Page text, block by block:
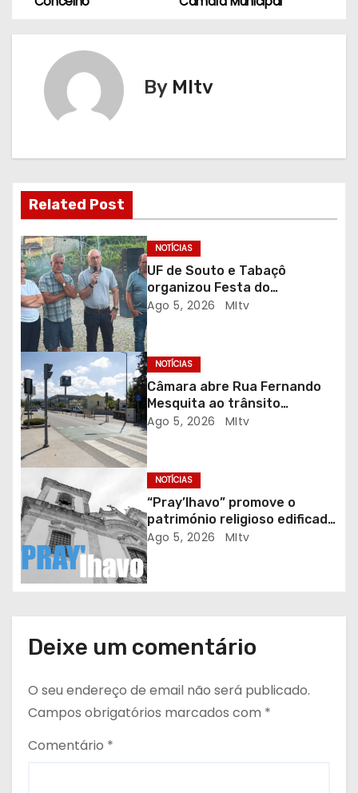
e
o
d
e
a
t
i
g
o
s
By MItv
Related Post
NOTÍCIAS
UF de Souto e Tabaçô
organizou Festa do
Emigrante
Ago 5, 2026 MItv
NOTÍCIAS
Câmara abre Rua Fernando
Mesquita ao trânsito
automóvel
Ago 5, 2026 MItv
NOTÍCIAS
“Pray’lhavo” promove o
património religioso edificado
do Arciprestado
Ago 5, 2026 MItv
Deixe um comentário
O seu endereço de email não será publicado.
Campos obrigatórios marcados com *
Comentário *